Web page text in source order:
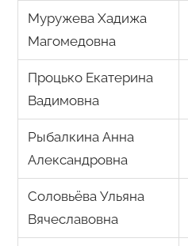
Муружева Хадижа
Магомедовна
Процько Екатерина
Вадимовна
Рыбалкина Анна
Александровна
Соловьёва Ульяна
Вячеславовна